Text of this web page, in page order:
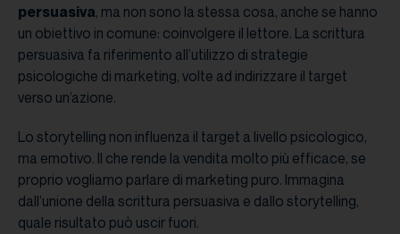
persuasiva, ma non sono la stessa cosa, anche se hanno
un obiettivo in comune: coinvolgere il lettore. La scrittura
persuasiva fa riferimento all’utilizzo di strategie
psicologiche di marketing, volte ad indirizzare il target
verso un’azione.
Lo storytelling non influenza il target a livello psicologico,
ma emotivo. Il che rende la vendita molto più efficace, se
proprio vogliamo parlare di marketing puro. Immagina
dall’unione della scrittura persuasiva e dallo storytelling,
quale risultato può uscir fuori.